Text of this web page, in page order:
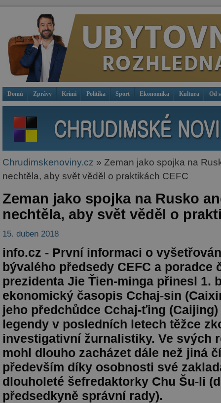
Domů Zprávy Krimi Politika Sport Ekonomika Kultura Od
Chrudimskenoviny.cz » Zeman jako spojka na
nechtěla, aby svět věděl o praktikách CEFC
Zeman jako spojka na Rusko
nechtěla, aby svět věděl o
15. duben 2018
info.cz - První informaci o
bývalého předsedy CEFC a poradce
prezidenta Jie Ťien-minga přinesl 1.
ekonomický časopis Cchaj-sin
jeho předchůdce Cchaj-ťing
legendy v posledních letech těžce
investigativní žurnalistiky. Ve svých
mohl dlouho zacházet dále než jiná
především díky osobnosti své
dlouholeté šefredaktorky Chu Šu-li
předsedkyně správní rady).